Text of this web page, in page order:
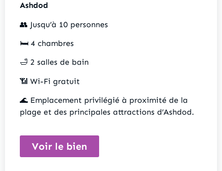
Ashdod
👥 Jusqu’à 10 personnes
🛏️ 4 chambres
🛁 2 salles de bain
📶 Wi-Fi gratuit
🌊 Emplacement privilégié à proximité de la
plage et des principales attractions d’Ashdod.
Voir le bien